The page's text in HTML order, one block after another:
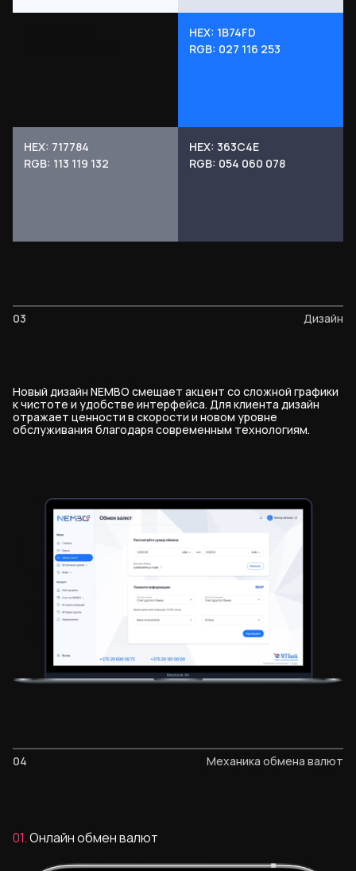
HEX: 1B74FD
RGB: 027 116 253
HEX: 717784
RGB: 113 119 132
HEX: 363C4E
RGB: 054 060 078
03 Дизайн
Новый дизайн NEMBO смещает акцент со сложной графики
к чистоте и удобстве интерфейса. Для клиента дизайн
отражает ценности в скорости и новом уровне
обслуживания благодаря современным технологиям.
04 Механика обмена валют
01.Онлайн обмен валют